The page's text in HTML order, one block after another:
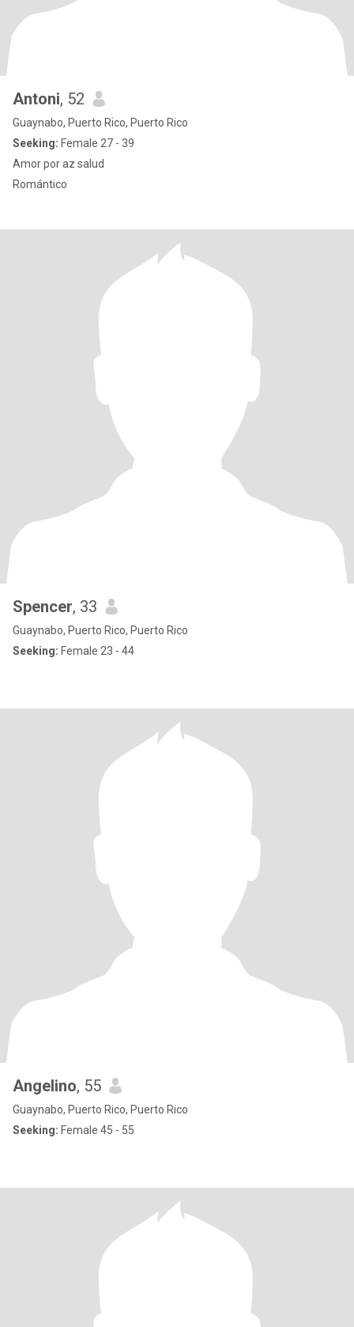
Antoni, 52
Guaynabo, Puerto Rico, Puerto Rico
Seeking: Female 27 - 39
Amor por az salud
Romántico
Spencer, 33
Guaynabo, Puerto Rico, Puerto Rico
Seeking: Female 23 - 44
Angelino, 55
Guaynabo, Puerto Rico, Puerto Rico
Seeking: Female 45 - 55